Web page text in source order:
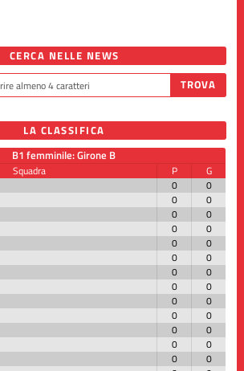
CERCA NELLE NEWS
LA CLASSIFICA
B1 femminile: Girone B
Squadra P
G
0
0
0
0
0
0
0
0
0
0
0
0
0
0
0
0
0
0
0
0
0
0
0
0
0
0